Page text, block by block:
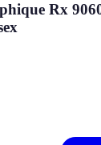
Rx